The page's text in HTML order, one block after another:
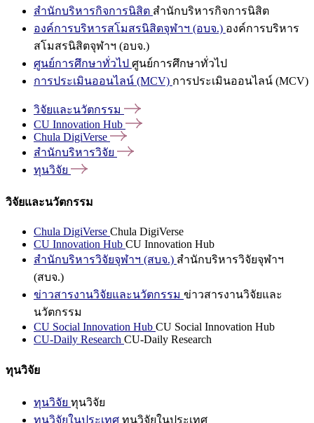
สำนักบริหารกิจการนิสิต สำนักบริหารกิจการนิสิต
องค์การบริหารสโมสรนิสิตจุฬาฯ (อบจ.) องค์การบริหาร
สโมสรนิสิตจุฬาฯ (อบจ.)
ศูนย์การศึกษาทั่วไป ศูนย์การศึกษาทั่วไป
การประเมินออนไลน์ (MCV) การประเมินออนไลน์ (MCV)
วิจัยและนวัตกรรม
CU Innovation Hub
Chula DigiVerse
สำนักบริหารวิจัย
ทุนวิจัย
วิจัยและนวัตกรรม
Chula DigiVerse Chula DigiVerse
CU Innovation Hub CU Innovation Hub
สำนักบริหารวิจัยจุฬาฯ (สบจ.) สำนักบริหารวิจัยจุฬาฯ
(สบจ.)
ข่าวสารงานวิจัยและนวัตกรรม ข่าวสารงานวิจัยและ
นวัตกรรม
CU Social Innovation Hub CU Social Innovation Hub
CU-Daily Research CU-Daily Research
ทุนวิจัย
ทุนวิจัย ทุนวิจัย
ทุนวิจัยในประเทศ ทุนวิจัยในประเทศ